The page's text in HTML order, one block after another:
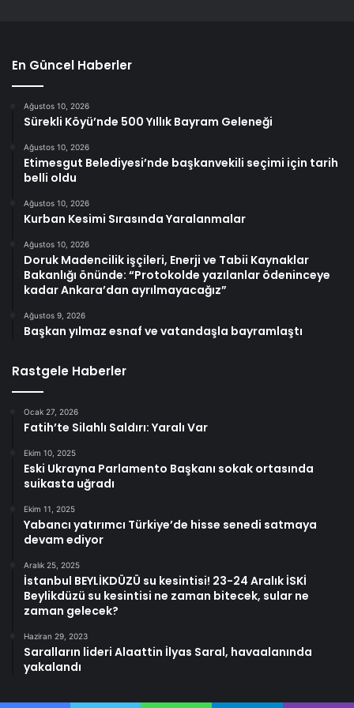
En Güncel Haberler
Ağustos 10, 2026
Sürekli Köyü’nde 500 Yıllık Bayram Geleneği
Ağustos 10, 2026
Etimesgut Belediyesi’nde başkanvekili seçimi için tarih
belli oldu
Ağustos 10, 2026
Kurban Kesimi Sırasında Yaralanmalar
Ağustos 10, 2026
Doruk Madencilik işçileri, Enerji ve Tabii Kaynaklar
Bakanlığı önünde: “Protokolde yazılanlar ödeninceye
kadar Ankara’dan ayrılmayacağız”
Ağustos 9, 2026
Başkan yılmaz esnaf ve vatandaşla bayramlaştı
Rastgele Haberler
Ocak 27, 2026
Fatih’te Silahlı Saldırı: Yaralı Var
Ekim 10, 2025
Eski Ukrayna Parlamento Başkanı sokak ortasında
suikasta uğradı
Ekim 11, 2025
Yabancı yatırımcı Türkiye’de hisse senedi satmaya
devam ediyor
Aralık 25, 2025
İstanbul BEYLİKDÜZÜ su kesintisi! 23-24 Aralık İSKİ
Beylikdüzü su kesintisi ne zaman bitecek, sular ne
zaman gelecek?
Haziran 29, 2023
Saralların lideri Alaattin İlyas Saral, havaalanında
yakalandı